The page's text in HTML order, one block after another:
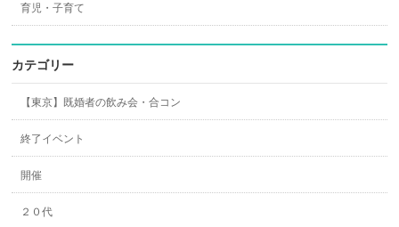
育児・子育て
カテゴリー
【東京】既婚者の飲み会・合コン
終了イベント
開催
２０代